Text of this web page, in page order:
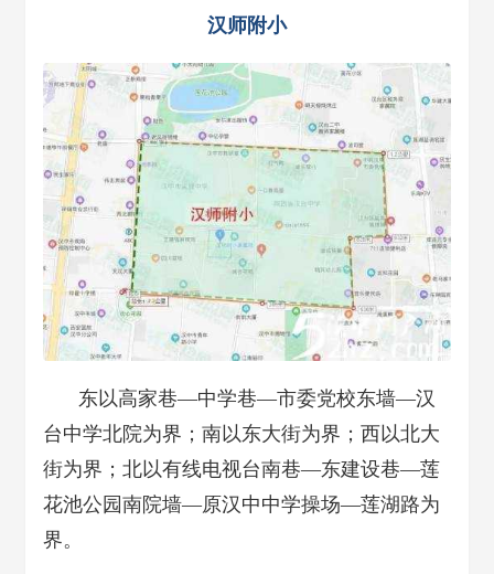
汉师附小
东以高家巷—中学巷—市委党校东墙—汉
台中学北院为界；南以东大街为界；西以北大
街为界；北以有线电视台南巷—东建设巷—莲
花池公园南院墙—原汉中中学操场—莲湖路为
界。